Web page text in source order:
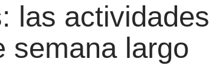
las actividades
semana largo